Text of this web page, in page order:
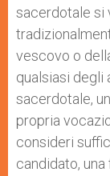
sacerdotale si
vescovo o
qualsiasi degli
sacerdotale,
propria
consideri
candidato,